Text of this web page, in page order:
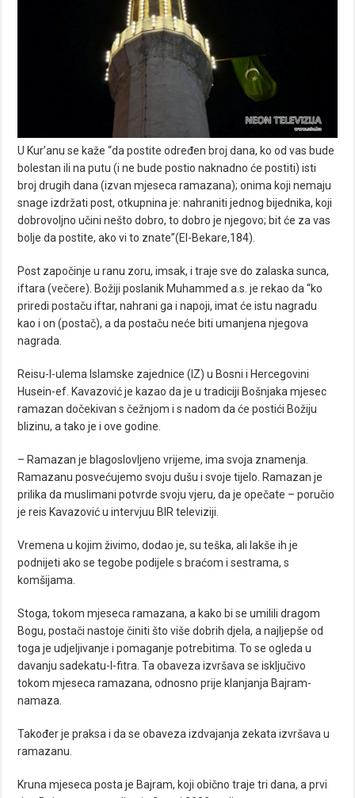
U Kur’anu se kaže “da postite određen broj dana, ko od vas bude
bolestan ili na putu (i ne bude postio naknadno će postiti) isti
broj drugih dana (izvan mjeseca ramazana); onima koji nemaju
snage izdržati post, otkupnina je: nahraniti jednog bijednika, koji
dobrovoljno učini nešto dobro, to dobro je njegovo; bit će za vas
bolje da postite, ako vi to znate”(El-Bekare,184).
Post započinje u ranu zoru, imsak, i traje sve do zalaska sunca,
iftara (večere). Božiji poslanik Muhammed a.s. je rekao da “ko
priredi postaču iftar, nahrani ga i napoji, imat će istu nagradu
kao i on (postač), a da postaču neće biti umanjena njegova
nagrada.
Reisu-l-ulema Islamske zajednice (IZ) u Bosni i Hercegovini
Husein-ef. Kavazović je kazao da je u tradiciji Bošnjaka mjesec
ramazan dočekivan s čežnjom i s nadom da će postići Božiju
blizinu, a tako je i ove godine.
– Ramazan je blagoslovljeno vrijeme, ima svoja znamenja.
Ramazanu posvećujemo svoju dušu i svoje tijelo. Ramazan je
prilika da muslimani potvrde svoju vjeru, da je opečate – poručio
je reis Kavazović u intervjuu BIR televiziji.
Vremena u kojim živimo, dodao je, su teška, ali lakše ih je
podnijeti ako se tegobe podijele s braćom i sestrama, s
komšijama.
Stoga, tokom mjeseca ramazana, a kako bi se umilili dragom
Bogu, postači nastoje činiti što više dobrih djela, a najljepše od
toga je udjeljivanje i pomaganje potrebitima. To se ogleda u
davanju sadekatu-l-fitra. Ta obaveza izvršava se isključivo
tokom mjeseca ramazana, odnosno prije klanjanja Bajram-
namaza.
Također je praksa i da se obaveza izdvajanja zekata izvršava u
ramazanu.
Kruna mjeseca posta je Bajram, koji obično traje tri dana, a prvi